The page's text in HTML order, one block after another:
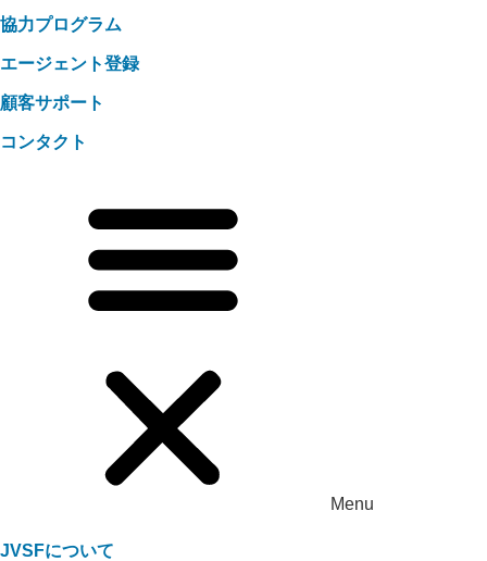
協力プログラム
エージェント登録
顧客サポート
コンタクト
Menu
JVSFについて